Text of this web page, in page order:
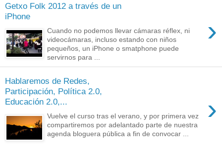
Getxo Folk 2012 a través de un
iPhone
›
Cuando no podemos llevar cámaras réflex, ni
videocámaras, incluso estando con niños
pequeños, un iPhone o smatphone puede
servirnos para ...
Hablaremos de Redes,
Participación, Política 2.0,
Educación 2.0,...
›
Vuelve el curso tras el verano, y por primera vez
compartiremos por adelantado parte de nuestra
agenda bloguera pública a fin de convocar ...